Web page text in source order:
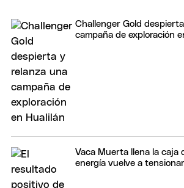
Challenger Gold
campaña de exploración
Vaca Muerta llena la caja
energía vuelve a